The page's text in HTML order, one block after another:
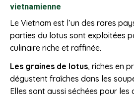
vietnamienne
Le Vietnam est l’un des rares
parties du lotus sont exploitées
culinaire riche et raffinée.
Les graines de lotus, riches en
dégustent fraîches dans les
Elles sont aussi séchées pour les